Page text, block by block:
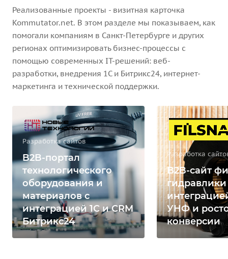
Реализованные проекты - визитная карточка
Kommutator.net. В этом разделе мы показываем, как
помогали компаниям в Санкт-Петербурге и других
регионах оптимизировать бизнес-процессы с
помощью современных IT-решений: веб-
разработки, внедрения 1С и Битрикс24, интернет-
маркетинга и технической поддержки.
Разработка сайтов
B2B-портал
технологического
оборудования и
материалов с
интеграцией 1С и CRM
Битрикс24
Разработка
B2B-сайт
гидравлики
УНФ и
конверсии